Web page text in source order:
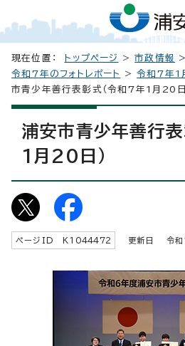
現在位置： トップページ >市政情報
令和7年のフォトレポート
>令和7年1
市青少年善行表彰式（令和7年1月20日
浦安市青少年善行
1月20日）
ページID K 1044472 更新日 令和